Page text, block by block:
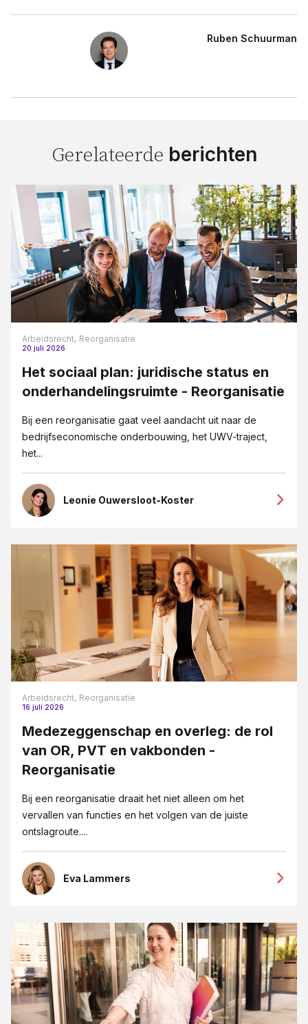
Ruben Schuurman
Gerelateerde berichten
Arbeidsrecht, Reorganisatie
20 juli 2026
Het sociaal plan: juridische status en
onderhandelingsruimte - Reorganisatie
Bij een reorganisatie gaat veel aandacht uit naar de
bedrijfseconomische onderbouwing, het UWV-traject,
het...
Leonie Ouwersloot-Koster
Arbeidsrecht, Reorganisatie
16 juli 2026
Medezeggenschap en overleg: de rol
van OR, PVT en vakbonden -
Reorganisatie
Bij een reorganisatie draait het niet alleen om het
vervallen van functies en het volgen van de juiste
ontslagroute....
Eva Lammers